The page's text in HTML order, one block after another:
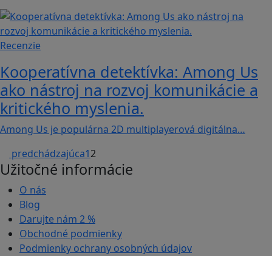
Recenzie
Kooperatívna detektívka: Among Us
ako nástroj na rozvoj komunikácie a
kritického myslenia.
Among Us je populárna 2D multiplayerová digitálna…
predchádzajúca12
Užitočné informácie
O nás
Blog
Darujte nám 2 %
Obchodné podmienky
Podmienky ochrany osobných údajov